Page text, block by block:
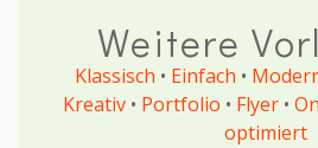
Weitere
Klassisch • Einfach •
Kreativ • Portfolio • Flyer •
optimiert